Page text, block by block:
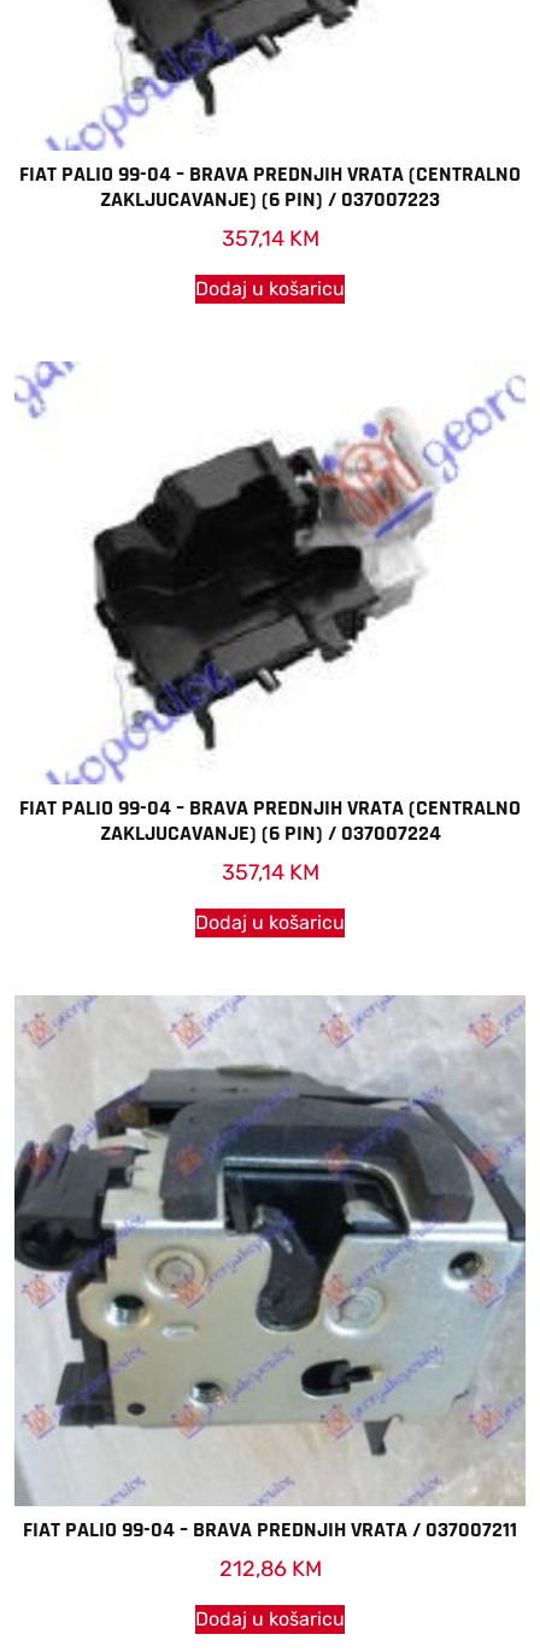
FIAT PALIO 99-04 – BRAVA PREDNJIH VRATA (CENTRALNO
ZAKLJUCAVANJE) (6 PIN) / 037007223
357,14 KM
Dodaj u košaricu
FIAT PALIO 99-04 – BRAVA PREDNJIH VRATA (CENTRALNO
ZAKLJUCAVANJE) (6 PIN) / 037007224
357,14 KM
Dodaj u košaricu
FIAT PALIO 99-04 – BRAVA PREDNJIH VRATA / 037007211
212,86 KM
Dodaj u košaricu